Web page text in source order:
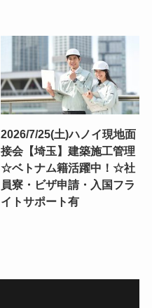
2026/7/25(土)ハノイ現地面
接会【埼玉】建築施工管理
☆ベトナム籍活躍中！☆社
員寮・ビザ申請・入国フラ
イトサポート有